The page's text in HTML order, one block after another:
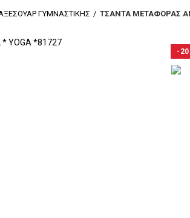
ΓYMNΑΣΤΙΚΗΣ ΤΣΑΝΤΑ ΜΕΤΑΦΟΡΑΣ
-